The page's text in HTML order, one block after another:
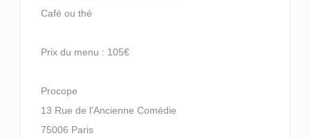
Café ou thé
Prix du menu : 105€
Procope
13 Rue de l'Ancienne Comédie
75006 Paris